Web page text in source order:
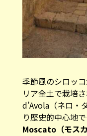
季節風のシロッ
リア全土で栽培
d’Avola（ネロ・
り歴史的中心地
Moscato（モスカ